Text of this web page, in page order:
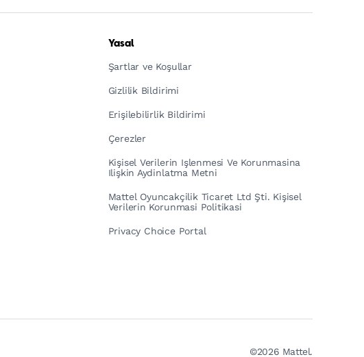
Yasal
Şartlar ve Koşullar
Gizlilik Bildirimi
Erişilebilirlik Bildirimi
Çerezler
Kişisel Verilerin Işlenmesi Ve Korunmasina
Ilişkin Aydinlatma Metni
Mattel Oyuncakçilik Ticaret Ltd Şti. Kişisel
Verilerin Korunmasi Politikasi
Privacy Choice Portal
©2026 Mattel.